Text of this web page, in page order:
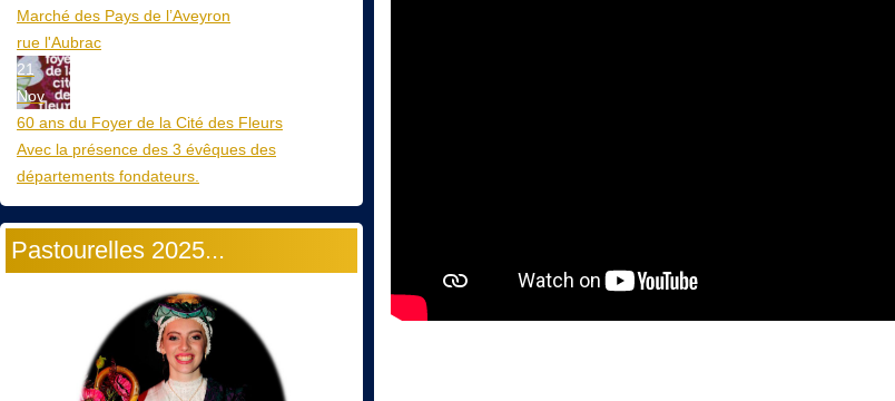
Marché des Pays de l’Aveyron
rue l'Aubrac
21
Nov
60 ans du Foyer de la Cité des Fleurs
Avec la présence des 3 évêques des
départements fondateurs.
Pastourelles 2025...